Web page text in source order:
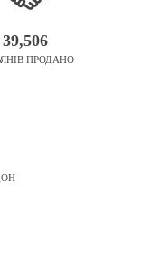
39,506
ПРОДАНО